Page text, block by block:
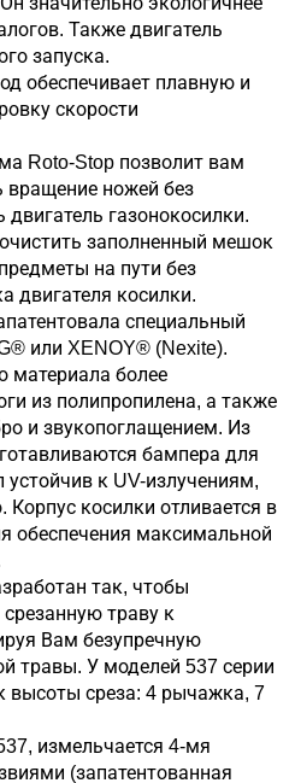
Также двигатель
запуска.
обеспечивает плавную и
скорости
Roto-Stop позволит вам
вращение ножей без
газонокосилки.
заполненный мешок
на пути без
двигателя косилки.
специальный
или XENOY® (Nexite).
материала более
из полипропилена, а также
и звукопоглащением. Из
бампера для
к UV-излучениям,
косилки отливается в
обеспечения максимальной
так, чтобы
траву к
Вам безупречную
травы. У моделей 537 серии
высоты среза: 4 рычажка, 7
измельчается 4-мя
(запатентованная